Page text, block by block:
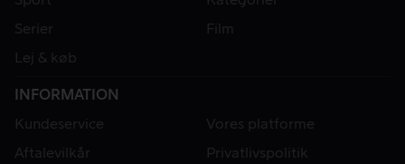
Serier
Film
Lej & køb
INFORMATION
Kundeservice
Vores platforme
Aftalevilkår
Privatlivspolitik